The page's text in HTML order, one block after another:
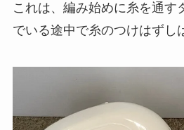
これは、編み始めに糸を通す
でいる途中で糸のつけはずし